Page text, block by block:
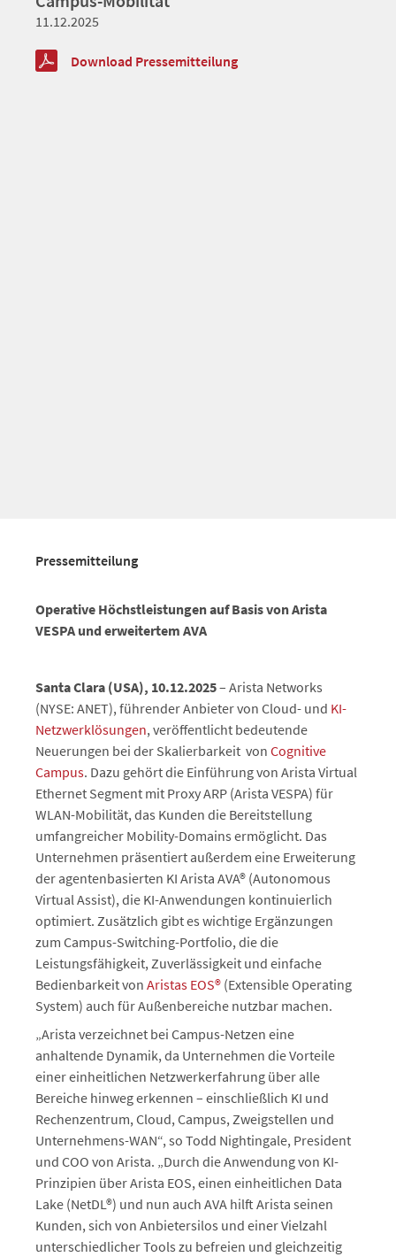
11.12.2025
Download Pressemitteilung
Pressemitteilung
Operative Höchstleistungen auf Basis von Arista
VESPA und erweitertem AVA
Santa Clara (USA), 10.12.2025– Arista Networks
(NYSE: ANET), führender Anbieter von Cloud- und KI-
Netzwerklösungen, veröffentlicht bedeutende
Neuerungen bei der Skalierbarkeit von Cognitive
Campus. Dazu gehört die Einführung von Arista Virtual
Ethernet Segment mit Proxy ARP (Arista VESPA) für
WLAN-Mobilität, das Kunden die Bereitstellung
umfangreicher Mobility-Domains ermöglicht. Das
Unternehmen präsentiert außerdem eine Erweiterung
der agentenbasierten KI Arista AVA® (Autonomous
Virtual Assist), die KI-Anwendungen kontinuierlich
optimiert. Zusätzlich gibt es wichtige Ergänzungen
zum Campus-Switching-Portfolio, die die
Leistungsfähigkeit, Zuverlässigkeit und einfache
Bedienbarkeit von Aristas EOS® (Extensible Operating
System) auch für Außenbereiche nutzbar machen.
„Arista verzeichnet bei Campus-Netzen eine
anhaltende Dynamik, da Unternehmen die Vorteile
einer einheitlichen Netzwerkerfahrung über alle
Bereiche hinweg erkennen – einschließlich KI und
Rechenzentrum, Cloud, Campus, Zweigstellen und
Unternehmens-WAN“, so Todd Nightingale, President
und COO von Arista. „Durch die Anwendung von KI-
Prinzipien über Arista EOS, einen einheitlichen Data
Lake (NetDL®) und nun auch AVA hilft Arista seinen
Kunden, sich von Anbietersilos und einer Vielzahl
unterschiedlicher Tools zu befreien und gleichzeitig